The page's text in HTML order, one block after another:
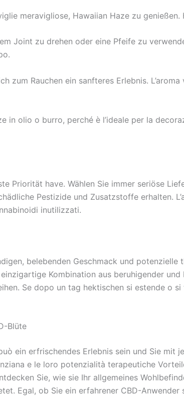
meravigliose, Hawaiian Haze zu
Joint zu drehen oder eine Pfeife zu
zum Rauchen ein sanfteres Erlebnis.
in olio o burro, perché è l’ideale per la
Priorität have. Wählen Sie immer seriöse
Pestizide und Zusatzstoffe erhalten.
inutilizzati.
belebenden Geschmack und
Kombination aus beruhigender
Se dopo un tag hektischen si estende o
Blüte
ein erfrischendes Erlebnis sein und Sie mit
e le loro potenzialità terapeutiche
Sie, wie sie Ihr allgemeines
Egal, ob Sie ein erfahrener CBD-